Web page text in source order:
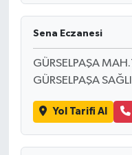
Sena Eczanesi
GÜRSELPAŞA
GÜRSELPAŞA
Yol Tarifi Al